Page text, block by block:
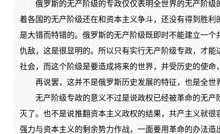
俄罗斯的无产阶级的专政仅仅表明全世界的无产阶级
着各国的无产阶级还在和资本主义争斗，还没有得到胜
是大错而特错的。俄罗斯的无产阶级既即时不能建立一
仇敌，这是很显明的。所以只有实行无产阶级专政，才
社会，而这个阶级是要造成将来的世界，并受历史的使命
再说罢，这并不是俄罗斯历史发展的特征，也是全世
无产阶级专政的意义不过是说政权已经被革命的无产
灭了。也不是说推翻资本主义政权的结果，共产主义就
强力与资本主义的剩余势力作战，一面要用革命的办法